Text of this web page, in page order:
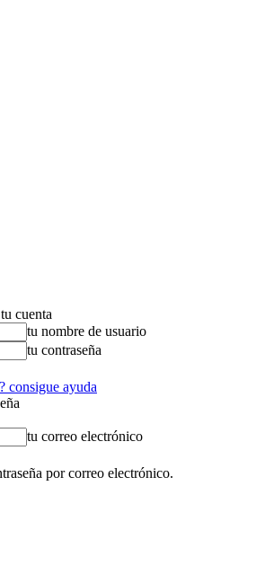
cuenta
tu nombre de usuario
tu contraseña
consigue ayuda
tu correo electrónico
por correo electrónico.